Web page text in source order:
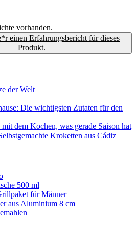
vorhanden.
einen Erfahrungsbericht für dieses
Produkt.
der Welt
Die wichtigsten Zutaten für den
dem Kochen, was gerade Saison hat
Kroketten aus Cádiz
500 ml
für Männer
aus Aluminium 8 cm